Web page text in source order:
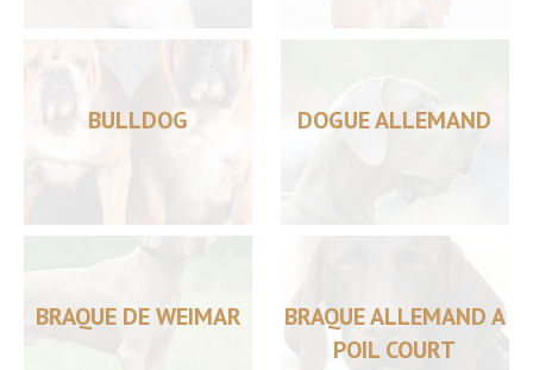
BULLDOG DOGUE ALLEMAND
BRAQUE DE WEIMAR
BRAQUE ALLEMAND A
POIL COURT